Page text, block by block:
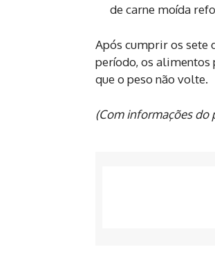
de carne moída
Após cumprir os sete
período, os alimentos
que o peso não volte.
(Com informações do